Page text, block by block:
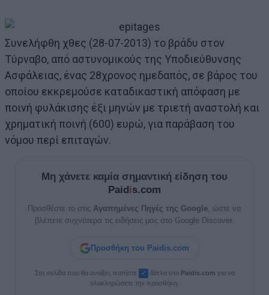
Συνελήφθη χθες (28-07-2013) το βράδυ στον
Τύρναβο, από αστυνομικούς της Υποδιεύθυνσης
Ασφάλειας, ένας 28χρονος ημεδαπός, σε βάρος του
οποίου εκκρεμούσε καταδικαστική απόφαση με
ποινή φυλάκισης έξι μηνών με τριετή αναστολή και
χρηματική ποινή (600) ευρώ, για παράβαση του
νόμου περί επιταγών.
Μη χάνετε καμία σημαντική είδηση του
Paid is.com
Προσθέστε το στις Αγαπημένες Πηγές της Google, ώστε να
βλέπετε συχνότερα τις ειδήσεις μας στο Google Discover.
Προσθήκη του Paidis.com
Στη σελίδα που θα ανοίξει, πατήστε ✓ δίπλα στο Paid is.com για να
ολοκληρώσετε την προσθήκη.